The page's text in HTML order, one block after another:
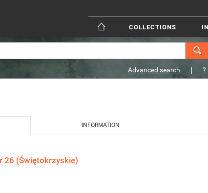
COLLECTIONS
Advanced search ?
INFORMATION
26 (Świętokrzyskie)